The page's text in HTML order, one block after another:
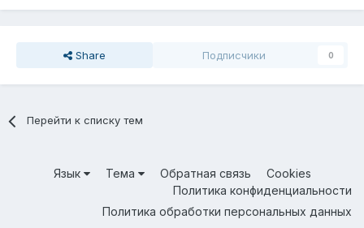
Share Подписчики 0
Перейти к списку тем
Язык Тема Обратная связь
Cookies
Политика конфиденциальности
Политика обработки персональных данных